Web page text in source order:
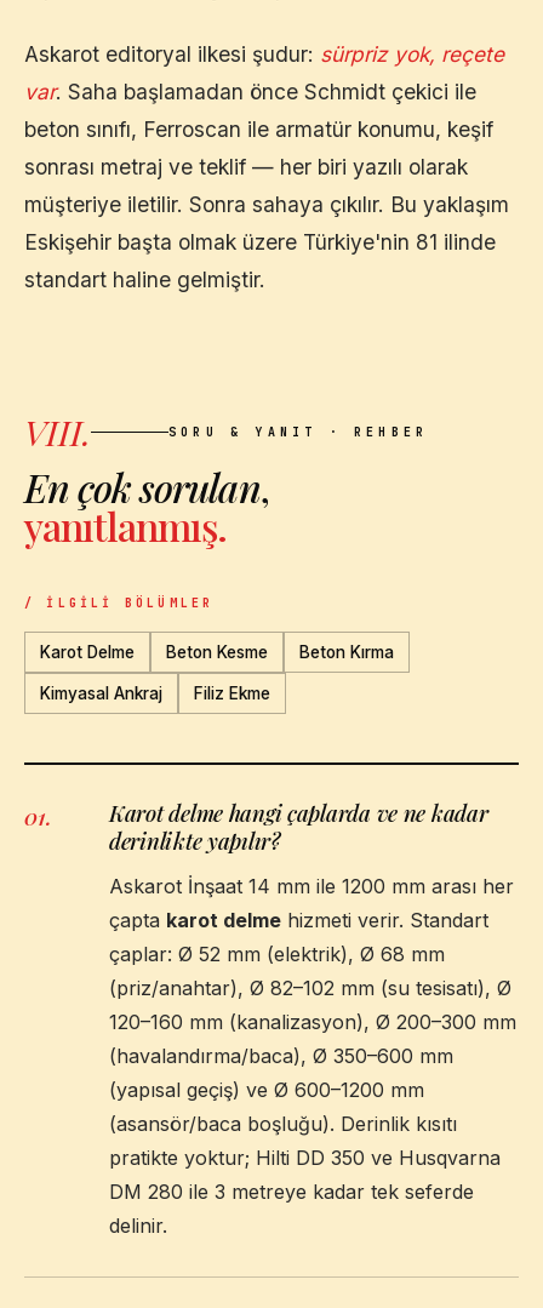
Askarot editoryal ilkesi şudur: sürpriz yok, reçete
var. Saha başlamadan önce Schmidt çekici ile
beton sınıfı, Ferroscan ile armatür konumu, keşif
sonrası metraj ve teklif — her biri yazılı olarak
müşteriye iletilir. Sonra sahaya çıkılır. Bu yaklaşım
Eskişehir başta olmak üzere Türkiye'nin 81 ilinde
standart haline gelmiştir.
VIII. SORU & YANIT · REHBER
En çok sorulan,
yanıtlanmış.
/ İLGILI BÖLÜMLER
Karot Delme Beton Kesme Beton Kırma
Kimyasal Ankraj Filiz Ekme
01.
Karot delme hangi çaplarda ve ne kadar
derinlikte yapılır?
Askarot İnşaat 14 mm ile 1200 mm arası her
çapta karot delme hizmeti verir. Standart
çaplar: Ø 52 mm (elektrik), Ø 68 mm
(priz/anahtar), Ø 82–102 mm (su tesisatı), Ø
120–160 mm (kanalizasyon), Ø 200–300 mm
(havalandırma/baca), Ø 350–600 mm
(yapısal geçiş) ve Ø 600–1200 mm
(asansör/baca boşluğu). Derinlik kısıtı
pratikte yoktur; Hilti DD 350 ve Husqvarna
DM 280 ile 3 metreye kadar tek seferde
delinir.